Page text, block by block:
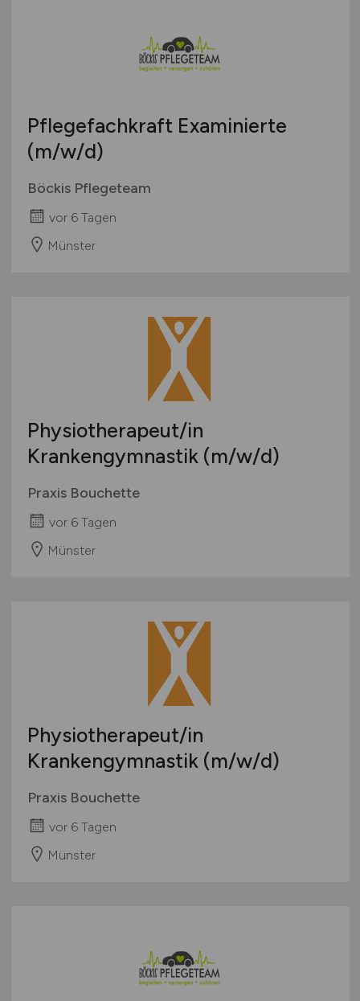
Pflegefachkraft Examinierte
(m/w/d)
Böckis Pflegeteam
vor 6 Tagen
Münster
Physiotherapeut/in
Krankengymnastik (m/w/d)
Praxis Bouchette
vor 6 Tagen
Münster
Physiotherapeut/in
Krankengymnastik (m/w/d)
Praxis Bouchette
vor 6 Tagen
Münster